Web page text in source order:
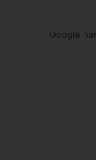
Google